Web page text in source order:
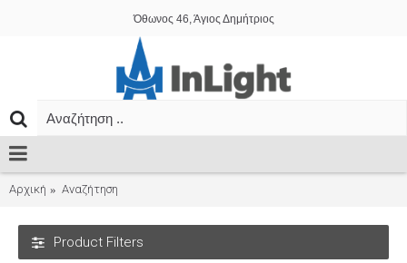
Όθωνος 46, Άγιος Δημήτριος
Αρχική Αναζήτηση
Product Filters